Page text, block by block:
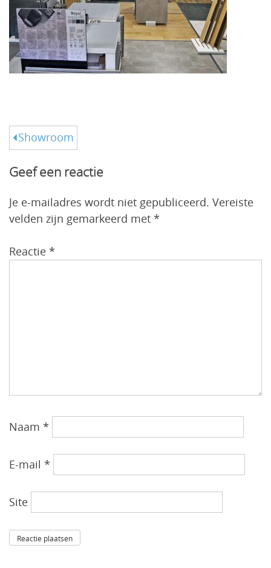
Bericht
navigatie
Showroom
Geef een reactie
Je e-mailadres wordt niet gepubliceerd. Vereiste
velden zijn gemarkeerd met *
Reactie *
Naam *
E-mail *
Site